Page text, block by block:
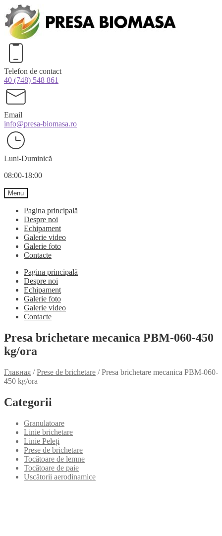
Перейти
к
навигации
Перейти
к
содержимому
Telefon de contact
40 (748) 548 861
Email
info@presa-biomasa.ro
Luni-Duminică
08:00-18:00
Menu
Pagina principală
Despre noi
Echipament
Galerie video
Galerie foto
Contacte
Pagina principală
Despre noi
Echipament
Galerie foto
Galerie video
Contacte
Presa brichetare mecanica PBM-060-450
kg/ora
Главная /Prese de brichetare /Presa brichetare mecanica PBM-060-
450 kg/ora
Categorii
Granulatoare
Linie brichetare
Linie Peleți
Prese de brichetare
Tocătoare de lemne
Tocătoare de paie
Uscătorii aerodinamice